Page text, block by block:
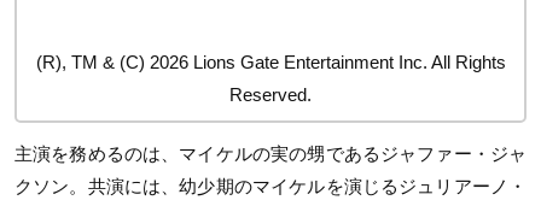
(R), TM & (C) 2026 Lions Gate Entertainment Inc. All Rights
Reserved.
主演を務めるのは、マイケルの実の甥であるジャファー・ジャ
クソン。共演には、幼少期のマイケルを演じるジュリアーノ・